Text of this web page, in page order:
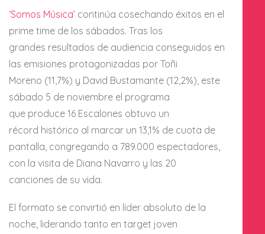
‘Somos Música’ continúa cosechando éxitos en el
prime time de los sábados. Tras los
grandes resultados de audiencia conseguidos en
las emisiones protagonizadas por Toñi
Moreno (11,7%) y David Bustamante (12,2%), este
sábado 5 de noviembre el programa
que produce 16 Escalones obtuvo un
récord histórico al marcar un 13,1% de cuota de
pantalla, congregando a 789.000 espectadores,
con la visita de Diana Navarro y las 20
canciones de su vida.
El formato se convirtió en líder absoluto de la
noche, liderando tanto en target joven